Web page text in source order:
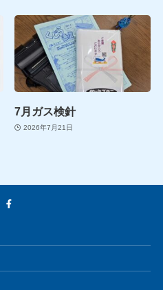
7月ガス検針
2026年7月21日